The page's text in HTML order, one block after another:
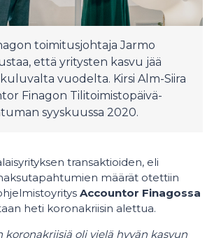
toimitusjohtaja Jarmo
että yritysten kasvu jää
vuodelta. Kirsi Alm-Siira
Finagon Tilitoimistopäivä-
syyskuussa 2020.
transaktioiden, eli
määrät otettiin
Accountor Finagossa
heti koronakriisin alettua.
koronakriisiä oli vielä hyvän kasvun